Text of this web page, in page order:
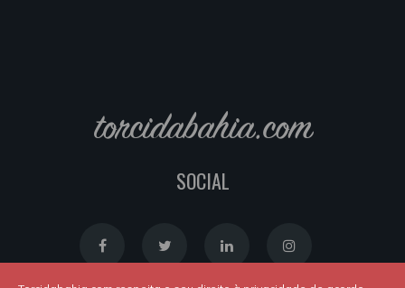
torcidabahia.com
SOCIAL